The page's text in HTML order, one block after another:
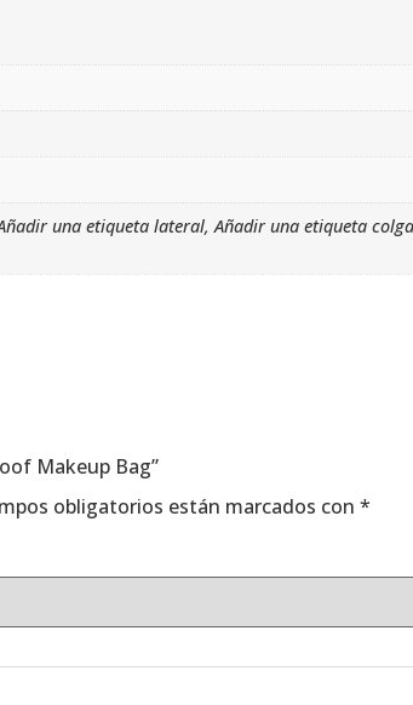
una etiqueta lateral, Añadir una etiqueta
Makeup Bag”
obligatorios están marcados con *